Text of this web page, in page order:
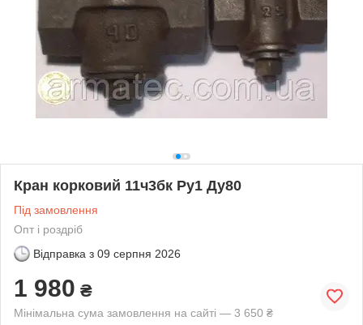
Кран корковий 11ч3бк Ру1 Ду80
Під замовлення
Опт і роздріб
Відправка з 09 серпня 2026
1 980 ₴
Мінімальна сума замовлення на сайті — 3 650 ₴